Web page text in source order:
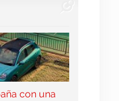
con una